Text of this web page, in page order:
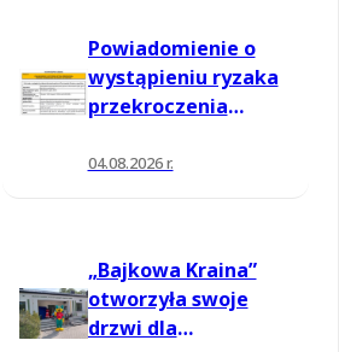
Powiadomienie o
wystąpieniu ryzaka
przekroczenia
informowania dla
04.08.2026 r.
„Bajkowa Kraina”
otworzyła swoje
drzwi dla